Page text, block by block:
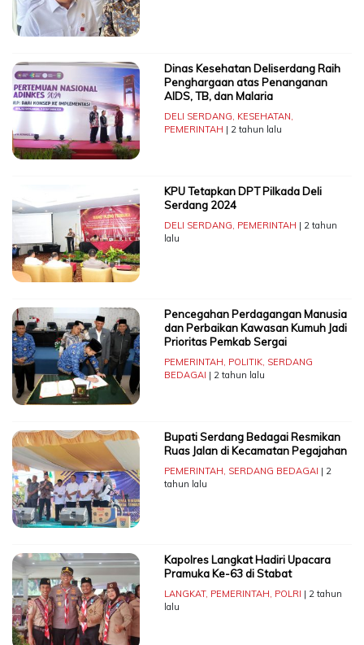
Dinas Kesehatan Deliserdang Raih
Penghargaan atas Penanganan
AIDS, TB, dan Malaria
DELI SERDANG, KESEHATAN,
PEMERINTAH | 2 tahun lalu
KPU Tetapkan DPT Pilkada Deli
Serdang 2024
DELI SERDANG, PEMERINTAH | 2 tahun
lalu
Pencegahan Perdagangan Manusia
dan Perbaikan Kawasan Kumuh Jadi
Prioritas Pemkab Sergai
PEMERINTAH, POLITIK, SERDANG
BEDAGAI | 2 tahun lalu
Bupati Serdang Bedagai Resmikan
Ruas Jalan di Kecamatan Pegajahan
PEMERINTAH, SERDANG BEDAGAI | 2
tahun lalu
Kapolres Langkat Hadiri Upacara
Pramuka Ke-63 di Stabat
LANGKAT, PEMERINTAH, POLRI | 2 tahun
lalu